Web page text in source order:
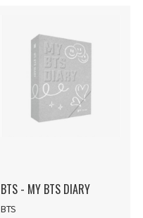
BTS - MY BTS DIARY
BTS